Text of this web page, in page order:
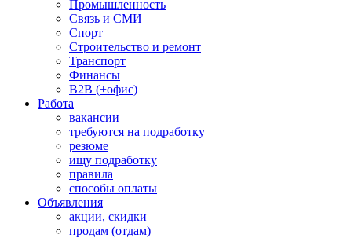
Промышленность
Связь и СМИ
Спорт
Строительство и ремонт
Транспорт
Финансы
B2B (+офис)
Работа
вакансии
требуются на подработку
резюме
ищу подработку
правила
способы оплаты
Объявления
акции, скидки
продам (отдам)